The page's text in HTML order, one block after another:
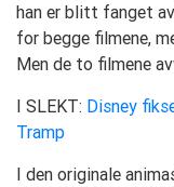
han er blitt fanget
for begge filmene,
Men de to filmene
I SLEKT: Disney
Tramp
I den originale